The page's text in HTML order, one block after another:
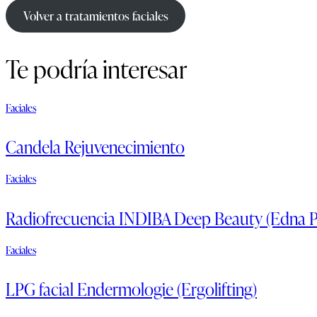
Volver a tratamientos faciales
Te podría interesar
Faciales
Candela Rejuvenecimiento
Faciales
Radiofrecuencia INDIBA Deep Beauty (Edna
Faciales
LPG facial Endermologie (Ergolifting)